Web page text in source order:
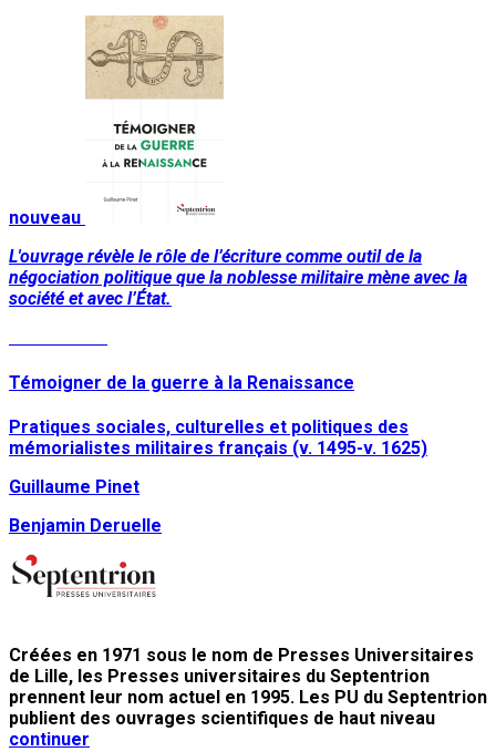
nouveau
L'ouvrage révèle le rôle de l’écriture comme outil de la
négociation politique que la noblesse militaire mène avec la
société et avec l’État.
Témoigner de la guerre à la Renaissance
Pratiques sociales, culturelles et politiques des
mémorialistes militaires français (v. 1495-v. 1625)
Guillaume Pinet
Benjamin Deruelle
Créées en 1971 sous le nom de Presses Universitaires
de Lille, les Presses universitaires du Septentrion
prennent leur nom actuel en 1995. Les PU du Septentrion
publient des ouvrages scientifiques de haut niveau
continuer